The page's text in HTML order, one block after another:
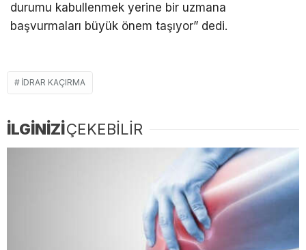
durumu kabullenmek yerine bir uzmana
başvurmaları büyük önem taşıyor” dedi.
IDRAR KAÇIRMA
İLGİNİZİÇEKEBİLİR